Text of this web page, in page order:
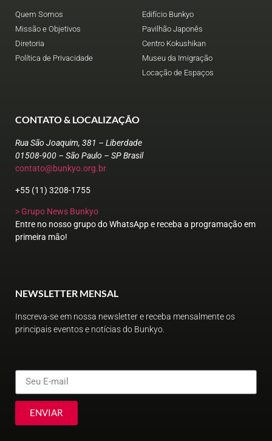
Quem Somos
Missão e Objetivos
Diretoria
Política de Privacidade
Edifício Bunkyo
Pavilhão Japonês
Centro Kokushikan
Museu da Imigração
Locação de Espaços
CONTATO & LOCALIZAÇÃO
Rua São Joaquim, 381 – Liberdade
01508-900 – São Paulo – SP Brasil
contato@bunkyo.org.br
+55 (11) 3208-1755
> Grupo News Bunkyo
Entre no nosso grupo do WhatsApp e receba a programação em
primeira mão!
NEWSLETTER MENSAL
Inscreva-se em nossa newsletter e receba mensalmente os
principais eventos e notícias do Bunkyo.
ENVIAR